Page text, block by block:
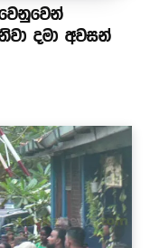
දමා අවසන්